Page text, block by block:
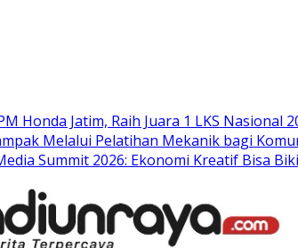
Honda Jatim, Raih Juara 1 LKS Nasional
Melalui Pelatihan Mekanik bagi
Summit 2026: Ekonomi Kreatif Bisa